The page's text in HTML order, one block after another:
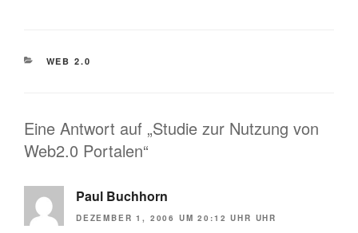
KATEGORIEN
WEB 2.0
Eine Antwort auf „Studie zur Nutzung von
Web2.0 Portalen“
Paul Buchhorn
DEZEMBER 1, 2006 UM 20:12 UHR UHR